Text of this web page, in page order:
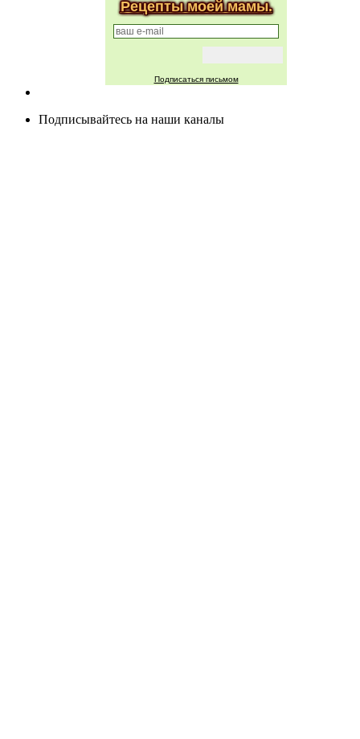
Рецепты моей мамы.
Подписаться письмом
Подписывайтесь на наши каналы